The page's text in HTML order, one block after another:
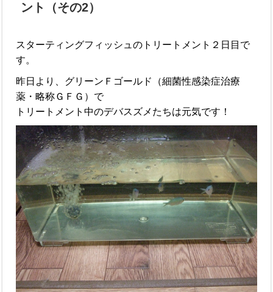
ント（その2）
スターティングフィッシュのトリートメント２日目で
す。
昨日より、グリーンＦゴールド（細菌性感染症治療
薬・略称ＧＦＧ）で
トリートメント中のデバスズメたちは元気です！